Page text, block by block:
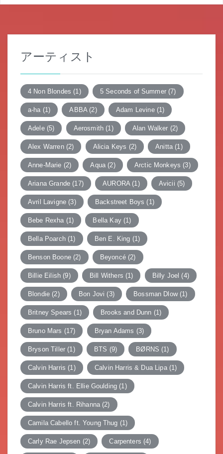
ー
アーティスト
4 Non Blondes (1) 5 Seconds of Summer(7)
a-ha (1) ABBA(2) Adam Levine(1)
Adele(5) Aerosmith (1) Alan Walker (2)
Alex Warren(2) Alicia Keys (2) Anitta (1)
Anne-Marie (2) Aqua (2) Arctic Monkeys (3)
Ariana Grande (17) AURORA(1) Avicii (5)
Avril Lavigne (3) Backstreet Boys (1)
Bebe Rexha (1) Bella Kay(1)
Bella Poarch(1) Ben E. King (1)
Benson Boone(2) Beyoncé(2)
Billie Eilish (9) Bill Withers (1) Billy Joel (4)
Blondie (2) Bon Jovi (3) Bossman Dlow(1)
Britney Spears (1) Brooks and Dunn (1)
Bruno Mars (17) Bryan Adams (3)
Bryson Tiller (1) BTS (9) BØRNS (1)
Calvin Harris (1) Calvin Harris & Dua Lipa(1)
Calvin Harris ft. Ellie Goulding (1)
Calvin Harris ft. Rihanna (2)
Camila Cabello ft. Young Thug (1)
Carly Rae Jepsen (2) Carpenters (4)